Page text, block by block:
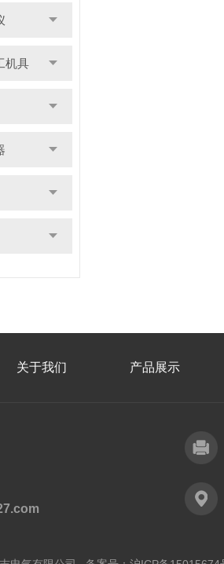
机具
关于我们 产品展示